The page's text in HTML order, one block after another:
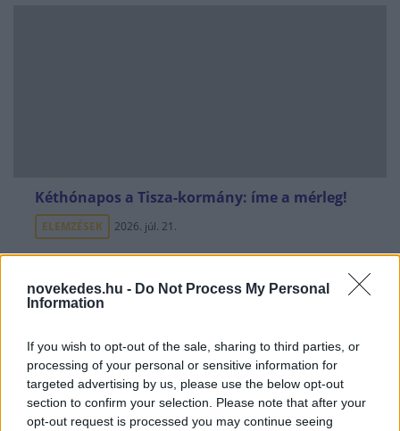
novekedes.hu - Do Not Process My Personal
Information
If you wish to opt-out of the sale, sharing to third parties, or
processing of your personal or sensitive information for
targeted advertising by us, please use the below opt-out
section to confirm your selection. Please note that after your
opt-out request is processed you may continue seeing
Kéthónapos a Tisza-kormány: íme a mérleg!
ELEMZÉSEK 2026. júl. 21.